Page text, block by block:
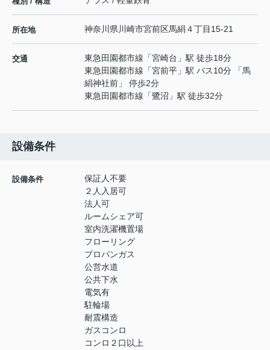
所在地 神奈川県 川崎市宮前区馬絹４丁目15-21
交通 東急田園都市線 「宮崎台 」駅 徒歩18分
東急田園都市線 「宮前平 」駅 バス10分 「馬
絹神社前」 停歩2分
東急田園都市線 「鷺沼 」駅 徒歩32分
設備条件
設備条件
保証人不要
２人入居可
法人可
ルームシェア可
室内洗濯機置場
フローリング
プロパンガス
公営水道
公共下水
電気有
駐輪場
耐震構造
ガスコンロ
コンロ２口以上